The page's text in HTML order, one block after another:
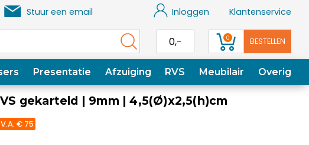
Stuur een email Inloggen Klantenservice
0,- 0 BESTELLEN
Presentatie Afzuiging RVS Meubilair Overig
gekarteld | 9mm | 4,5(Ø)x2,5(h)cm
V.A. € 75